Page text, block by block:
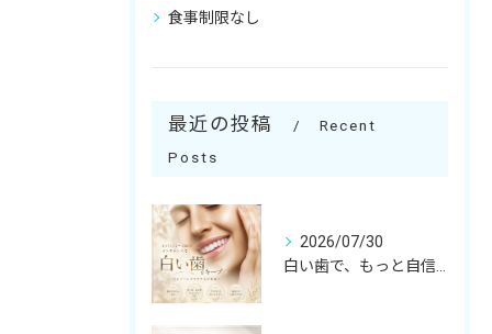
食事制限なし
最近の投稿
Recent
Posts
2026/07/30